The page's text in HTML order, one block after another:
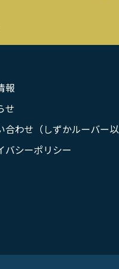
報
せ
合わせ（しずかルーバー以
バシーポリシー